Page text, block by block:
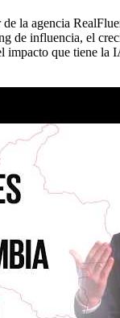
la agencia
de influencia, el
impacto que tiene la